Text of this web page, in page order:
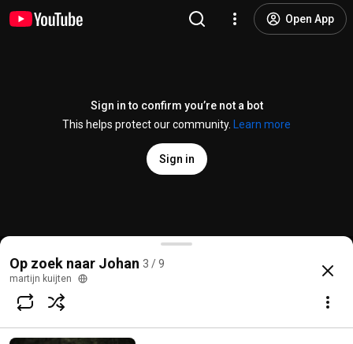
Open App
Sign in to confirm you’re not a bot
This helps protect our community.
Learn more
Sign in
Op zoek naar Johan - Als de muziek begint (LIVE)
@MrAutumnsun
Subscribe
Op zoek naar Johan 3 / 9
martijn kuijten